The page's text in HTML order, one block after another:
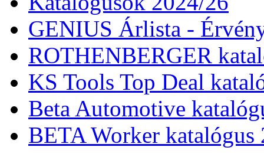
GENIUS Árlista -
ROTHENBERGER
KS Tools Top Deal
Beta Automotive
BETA Worker katalógus